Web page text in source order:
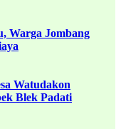
Warga Jombang
Watudakon
Blek Padati